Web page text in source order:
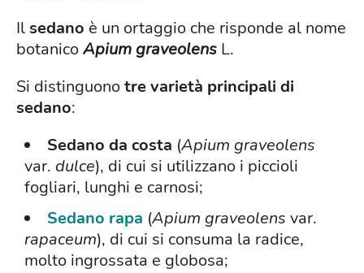
Ilsedano è un ortaggio che risponde al nome
botanicoApium graveolens L.
Si distinguonotre varietà principali di
sedano:
Sedano da costa (Apium graveolens
var. dulce), di cui si utilizzano i piccioli
fogliari, lunghi e carnosi;
Sedano rapa (Apium graveolens var.
rapaceum), di cui si consuma la radice,
molto ingrossata e globosa;